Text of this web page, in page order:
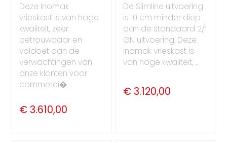
Deze Inomak
vrieskast is van hoge
kwaliteit, zeer
betrouwbaar en
voldoet aan de
verwachtingen van
onze klanten voor
commerci� ...
€ 3.610,00
De Slimline uitvoering
is 10 cm minder diep
dan de standaard 2/1
GN uitvoering. Deze
Inomak vrieskast is
van hoge kwaliteit, ...
€ 3.120,00